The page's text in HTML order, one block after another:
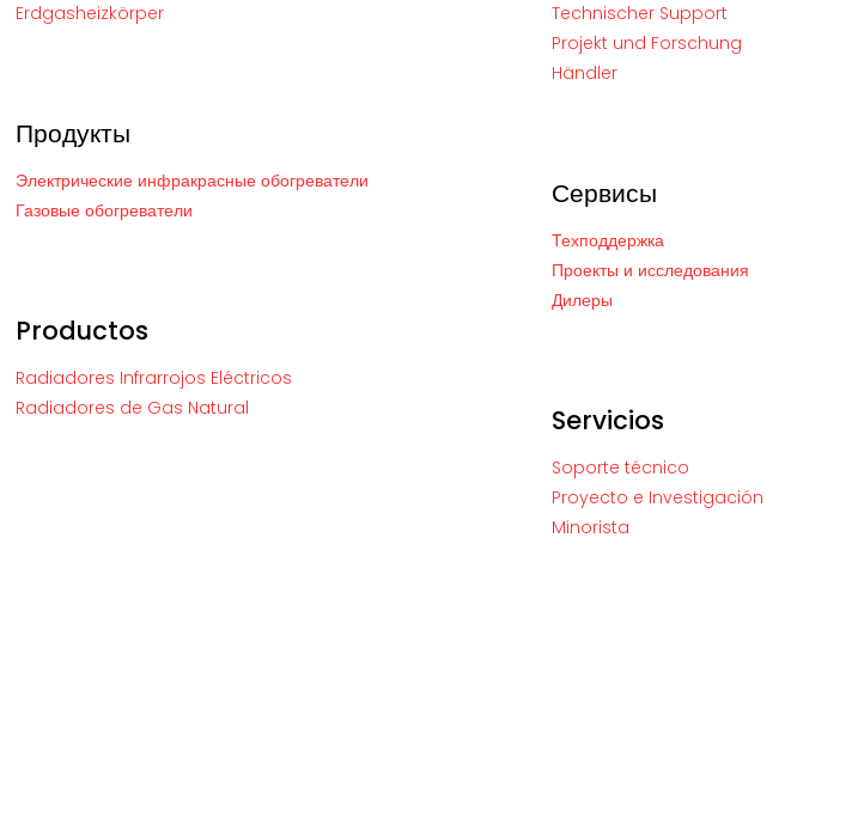
Erdgasheizkörper
Продукты
Электрические инфракрасные обогреватели
Газовые обогреватели
Productos
Radiadores Infrarrojos Eléctricos
Radiadores de Gas Natural
Technischer Support
Projekt und Forschung
Händler
Сервисы
Техподдержка
Проекты и исследования
Дилеры
Servicios
Soporte técnico
Proyecto e Investigación
Minorista